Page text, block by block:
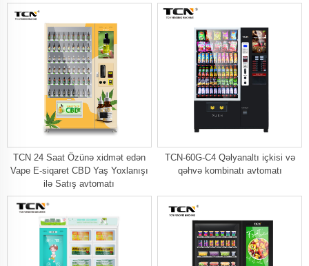
TCN 24 Saat Özünə xidmət edən
Vape E-siqaret CBD Yaş Yoxlanışı
ilə Satış avtomatı
TCN-60G-C4 Qəlyanaltı içkisi və
qəhvə kombinatı avtomatı